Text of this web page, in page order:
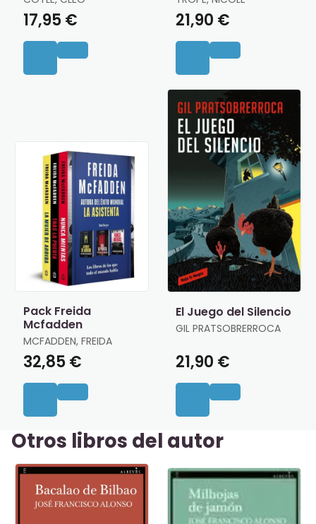
17,95 € 21,90 €
Pack Freida
Mcfadden
MCFADDEN, FREIDA
32,85 €
El Juego del Silencio
GIL PRATSOBRERROCA
21,90 €
Otros libros del autor